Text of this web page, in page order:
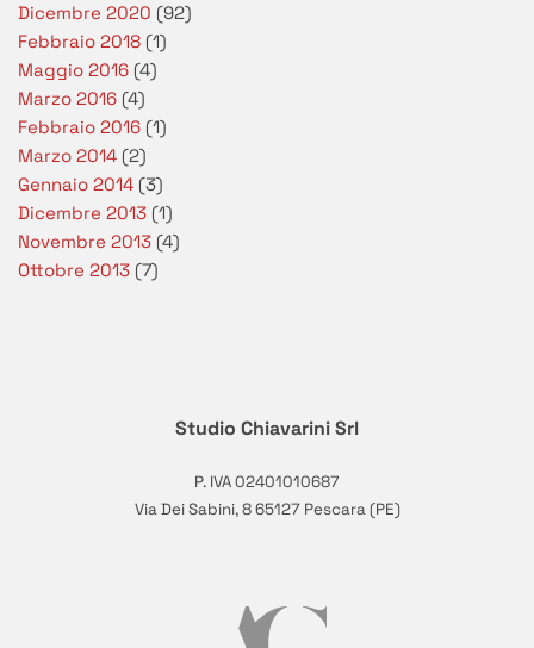
Dicembre 2020 (92)
Febbraio 2018 (1)
Maggio 2016 (4)
Marzo 2016 (4)
Febbraio 2016 (1)
Marzo 2014 (2)
Gennaio 2014 (3)
Dicembre 2013 (1)
Novembre 2013 (4)
Ottobre 2013 (7)
Studio Chiavarini Srl
P. IVA 02401010687
Via Dei Sabini, 8 65127 Pescara (PE)